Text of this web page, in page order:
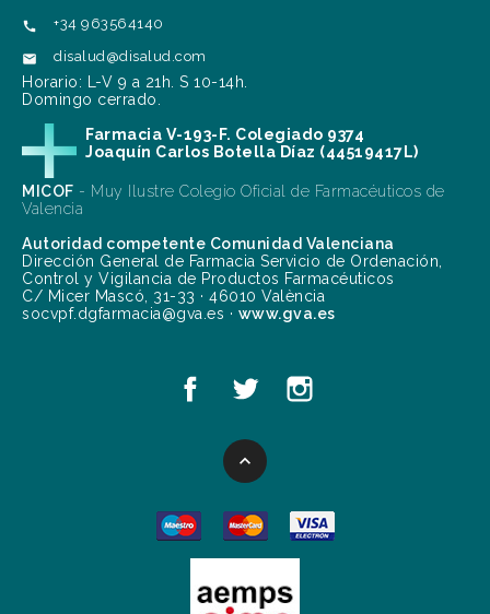
 +34 963564140
 disalud@disalud.com
Horario: L-V 9 a 21h. S 10-14h.
Domingo cerrado.
Farmacia V-193-F. Colegiado 9374
Joaquín Carlos Botella Díaz (44519417L)
MICOF - Muy Ilustre Colegio Oficial de Farmacéuticos de
Valencia
Autoridad competente Comunidad Valenciana
Dirección General de Farmacia Servicio de Ordenación,
Control y Vigilancia de Productos Farmacéuticos
C/ Micer Mascó, 31-33 · 46010 València
socvpf.dgfarmacia@gva.es · www.gva.es
